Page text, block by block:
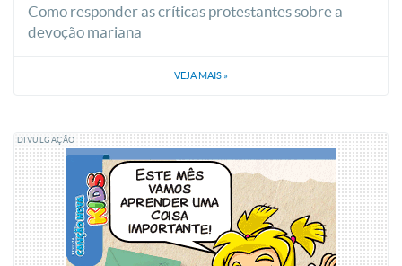
Como responder as críticas protestantes sobre a
devoção mariana
VEJA MAIS »
DIVULGAÇÃO